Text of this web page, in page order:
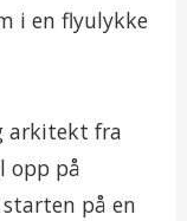
i en flyulykke
arkitekt fra
opp på
på en